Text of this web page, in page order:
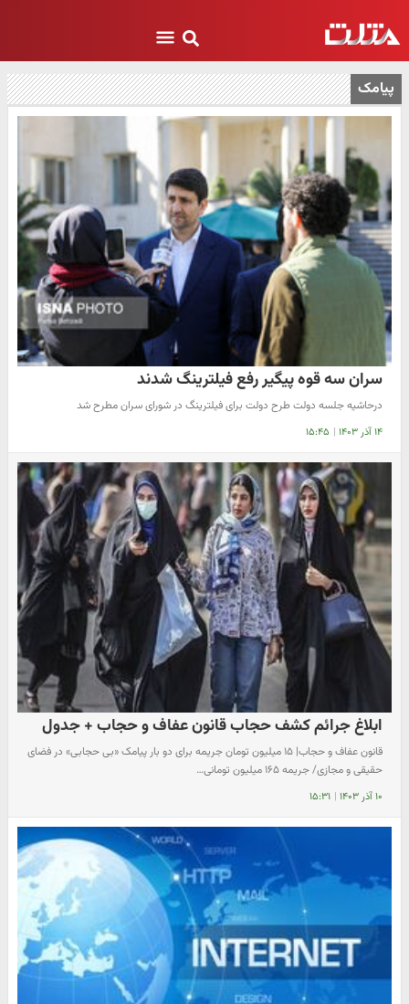
پیامک
سران سه قوه پیگیر رفع فیلترینگ شدند
درحاشیه جلسه دولت طرح دولت برای فیلترینگ در شورای سران مطرح شد
۱۴ آذر ۱۴۰۳ | ۱۵:۴۵
ابلاغ جرائم کشف حجاب قانون عفاف و حجاب + جدول
قانون عفاف و حجاب| ۱۵ میلیون تومان جریمه برای دو بار پیامک «بی حجابی» در فضای
حقیقی و مجازی/ جریمه ۱۶۵ میلیون تومانی…
۱۰ آذر ۱۴۰۳ | ۱۵:۳۱